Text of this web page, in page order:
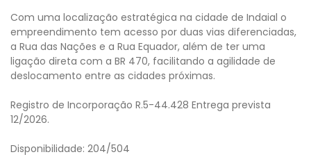
Com uma localização estratégica na cidade de Indaial o
empreendimento tem acesso por duas vias diferenciadas,
a Rua das Nações e a Rua Equador, além de ter uma
ligação direta com a BR 470, facilitando a agilidade de
deslocamento entre as cidades próximas.
Registro de Incorporação R.5-44.428 Entrega prevista
12/2026.
Disponibilidade: 204/504